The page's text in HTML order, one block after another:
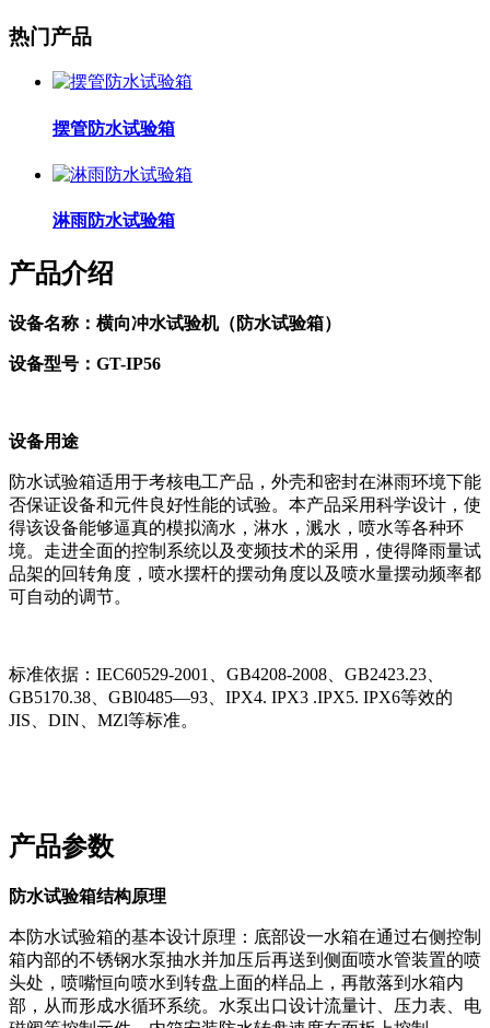
热门产品
摆管防水试验箱
淋雨防水试验箱
产品介绍
设备名称：横向冲水试验机（防水试验箱）
设备型号：GT-IP56
设备用途
防水试验箱适用于考核电工产品，外壳和密封在淋雨环境下能
否保证设备和元件良好性能的试验。本产品采用科学设计，使
得该设备能够逼真的模拟滴水，淋水，溅水，喷水等各种环
境。走进全面的控制系统以及变频技术的采用，使得降雨量试
品架的回转角度，喷水摆杆的摆动角度以及喷水量摆动频率都
可自动的调节。
标准依据：IEC60529-2001、GB4208-2008、GB2423.23、
GB5170.38、GBl0485—93、IPX4. IPX3 .IPX5. IPX6等效的
JIS、DIN、MZl等标准。
产品参数
防水试验箱结构原理
本防水试验箱的基本设计原理：底部设一水箱在通过右侧控制
箱内部的不锈钢水泵抽水并加压后再送到侧面喷水管装置的喷
头处，喷嘴恒向喷水到转盘上面的样品上，再散落到水箱内
部，从而形成水循环系统。水泵出口设计流量计、压力表、电